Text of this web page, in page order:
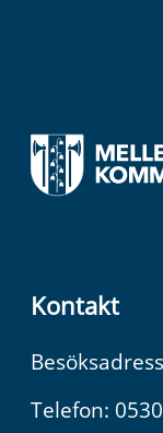
Kontakt
Telefon: